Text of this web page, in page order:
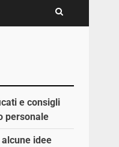
e consigli
personale
idee